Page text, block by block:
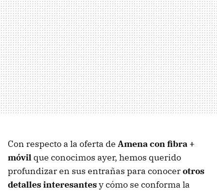
Con respecto a la oferta de Amena con fibra +
móvil que conocimos ayer, hemos querido
profundizar en sus entrañas para conocerotros
detalles interesantesy cómo se conforma la